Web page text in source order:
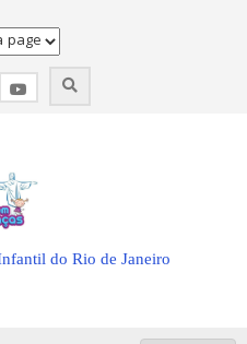
do Rio de Janeiro